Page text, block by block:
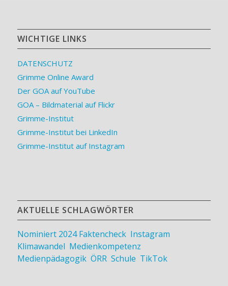
WICHTIGE LINKS
DATENSCHUTZ
Grimme Online Award
Der GOA auf YouTube
GOA – Bildmaterial auf Flickr
Grimme-Institut
Grimme-Institut bei LinkedIn
Grimme-Institut auf Instagram
AKTUELLE SCHLAGWÖRTER
Nominiert 2024 Faktencheck, Instagram
Klimawandel Medienkompetenz
Medienpädagogik, ÖRR, Schule TikTok